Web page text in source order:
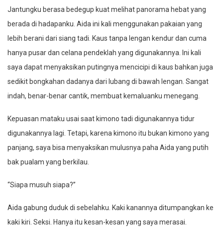
Jantungku berasa bedegup kuat melihat panorama hebat yang
berada di hadapanku. Aida ini kali menggunakan pakaian yang
lebih berani dari siang tadi. Kaus tanpa lengan kendur dan cuma
hanya pusar dan celana pendeklah yang digunakannya. Ini kali
saya dapat menyaksikan putingnya mencicipi di kaus bahkan juga
sedikit bongkahan dadanya dari lubang di bawah lengan. Sangat
indah, benar-benar cantik, membuat kemaluanku menegang.
Kepuasan mataku usai saat kimono tadi digunakannya tidur
digunakannya lagi. Tetapi, karena kimono itu bukan kimono yang
panjang, saya bisa menyaksikan mulusnya paha Aida yang putih
bak pualam yang berkilau.
“Siapa musuh siapa?”
Aida gabung duduk di sebelahku. Kaki kanannya ditumpangkan ke
kaki kiri. Seksi. Hanya itu kesan-kesan yang saya merasai.